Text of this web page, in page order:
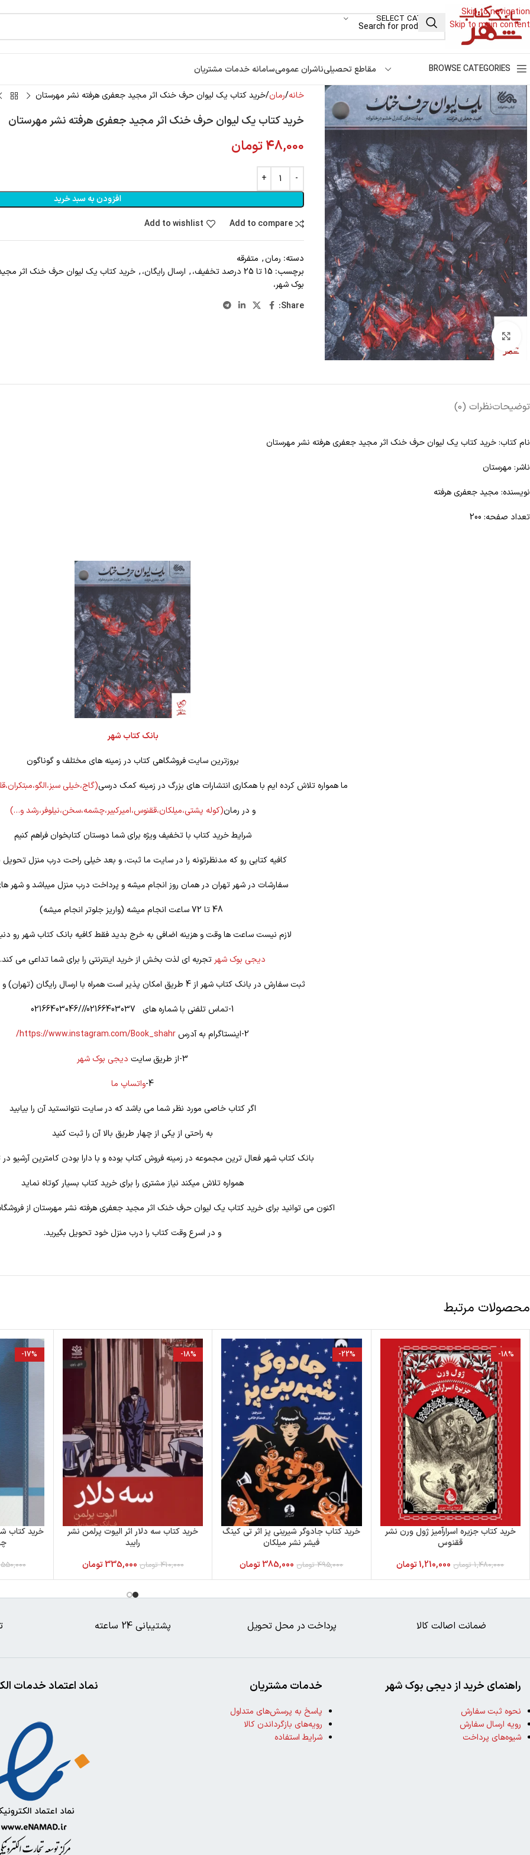
Skip to navigation
Skip to main content
SELECT CATEGORY
BROWSE CATEGORIES مقاطع تحصیلیناشران عمومیسامانه خدمات مشتریان
Click to enlarge
خانه رمان خرید کتاب يک ليوان حرف خنک اثر مجيد جعفری هرفته نشر مهرستان
خرید کتاب يک ليوان حرف خنک اثر مجيد جعفری هرفته نشر مهرستان
48,000تومان
افزودن به سبد خرید
Add to compare
Add to wishlist
دسته: رمان, متفرقه
برچسب: 15 تا 25 درصد تخفیف، , ارسال رایگان،, خرید کتاب يک ليوان حرف خنک اثر
بوک شهر،
Share:
توضیحاتنظرات (0)
نام کتاب: خرید کتاب يک ليوان حرف خنک اثر مجيد جعفری هرفته نشر مهرستان
ناشر: مهرستان
نویسنده: مجيد جعفری هرفته
تعداد صفحه: 200
بانک کتاب شهر
بروزترین سایت فروشگاهی کتاب در زمینه های مختلف و گوناگون
ما همواره تلاش کرده ایم با همکاری انتشارات های بزرگ در زمینه کمک درسی(گاج،خیلی
و در رمان(کوله پشتی،میلکان،ققنوس،امیرکبیر،چشمه،سخن،نیلوفر،رشد و…)
شرایط خرید کتاب با تخفیف ویژه برای شما دوستان کتابخوان فراهم کنیم
کافیه کتابی رو که مدنظرتونه را در سایت ما ثبت، و بعد خیلی راحت درب منزل تحویل
سفارشات در شهر تهران در همان روز انجام میشه و پرداخت درب منزل میباشد و شهر
لازم نیست ساعت ها وقت و هزینه اضافی به خرج بدید فقط کافیه بانک کتاب شهر رو
دیجی بوک شهرتجربه ای لذت بخش از خرید اینترنتی را برای شما تداعی می کند.
ثبت سفارش در بانک کتاب شهر از 4 طریق امکان پذیر است همراه با ارسال رایگان (تهران) و تخفیف ویژه
1-تماس تلفنی با شماره های 02166403037///02166403046
2-اینستاگرام به آدرس
https://www.instagram.com/Book_shahr/
3-از طریق سایت
دیجی بوک شهر
4- واتساپ ما
اگر کتاب خاصی مورد نظر شما می باشد که در سایت نتوانستید آن را بیابید
به راحتی از یکی از چهار طریق بالا آن را ثبت کنید
بانک کتاب شهر فعال ترین مجموعه در زمینه فروش کتاب بوده و با دارا بودن کامترین آرشیو در
همواره تلاش میکند نیاز مشتری را برای خرید کتاب بسیار کوتاه نماید
اکنون می توانید برای خرید کتاب يک ليوان حرف خنک اثر مجيد جعفری هرفته نشر مهرستان از
و در اسرع وقت کتاب را درب منزل خود تحویل بگیرید.
محصولات مرتبط
-18%
خرید کتاب جزیره اسرارآمیز ژول ورن نشر
ققنوس
1,480,000 تومان 1,210,000تومان
-22%
خرید کتاب جادوگر شیرینی پز اثر تی کینگ
فیشر نشر میلکان
495,000 تومان 385,000تومان
-18%
خرید کتاب سه دلار اثر الیوت پرلمن نشر
رایبد
410,000 تومان 335,000تومان
-17%
خرید کتاب
550,000
ضمانت اصالت کالا پرداخت در محل تحویل پشتیبانی 24 ساعته
نماد اعتماد خدمات خدمات مشتریان
پاسخ به پرسش‌های متداول
رویه‌های بازگرداندن کالا
شرایط استفاده
راهنمای خرید از دیجی بوک شهر
نحوه ثبت سفارش
رویه ارسال سفارش
شیوه‌های پرداخت